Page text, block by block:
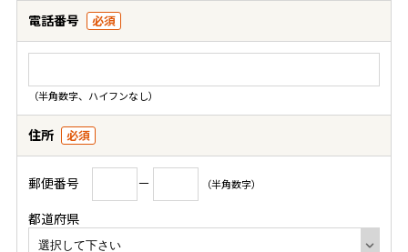
電話番号 必須
（半角数字、ハイフンなし）
住所 必須
郵便番号 － （半角数字）
都道府県